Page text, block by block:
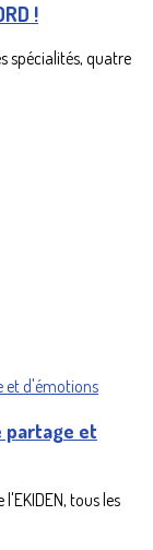
!
spécialités, quatre
partage et
tous les